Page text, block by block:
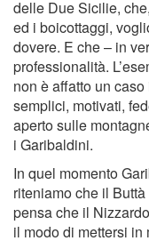
delle Due Sicilie,
ed i boicottaggi,
dovere. E che – in
professionalità.
non è affatto un
semplici, motivati,
aperto sulle
i Garibaldini.
In quel momento
riteniamo che il
pensa che il
il modo di mettersi in